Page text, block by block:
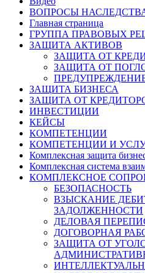
ВОПРОСЫ
Главная страница
ГРУППА ПРАВОВЫХ
ЗАЩИТА АКТИВОВ
ЗАЩИТА ОТ
ЗАЩИТА ОТ
ЗАЩИТА БИЗНЕСА
ЗАЩИТА ОТ
ИНВЕСТИЦИИ
КЕЙСЫ
КОМПЕТЕНЦИИ
КОМПЕТЕНЦИИ И
Комплексная защита
Комплексная система
КОМПЛЕКСНОЕ
БЕЗОПАСНОСТЬ
ВЗЫСКАНИЕ
ЗАДОЛЖЕННОСТИ
ДЕЛОВАЯ
ДОГОВОРНАЯ
ЗАЩИТА ОТ